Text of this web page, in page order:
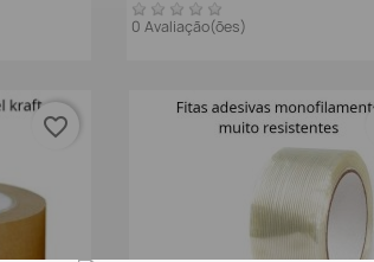
0 Avaliação(ões)
favorite_border